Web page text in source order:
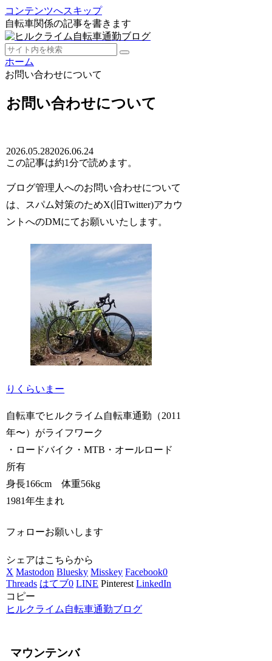
コンテンツへスキップ
自転車関係の記事を書きます
ホーム
お問い合わせについて
お問い合わせについて
2026.05.282026.06.24
この記事は約1分で読めます。
ブログ管理人へのお問い合わせについて
は、スパム対策のためX(旧Twitter)アカウ
ントへのDMにてお願いいたします。
りくらいまー
自転車でヒルクライム自転車通勤（2011
年〜）がライフワーク
・ロードバイク・MTB・オールロード
所有
身長166cm 体重56kg
1981年生まれ
フォローお願いします
シェアはこちらから
X Mastodon Bluesky Misskey Facebook0
Threads はてブ0 LINE Pinterest LinkedIn
コピー
ヒルクライム自転車通勤ブログ
マウンテンバ